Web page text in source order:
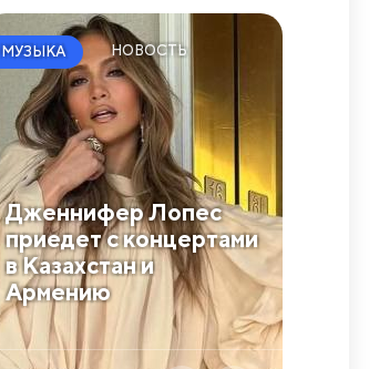
МУЗЫКА НОВОСТЬ
Дженнифер Лопес
приедет с концертами
в Казахстан и
Армению